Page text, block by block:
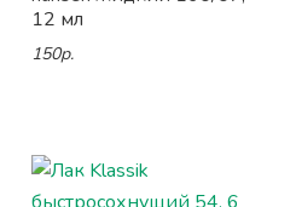
12 мл
150р.